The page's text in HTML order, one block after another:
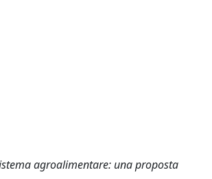
agroalimentare: una proposta